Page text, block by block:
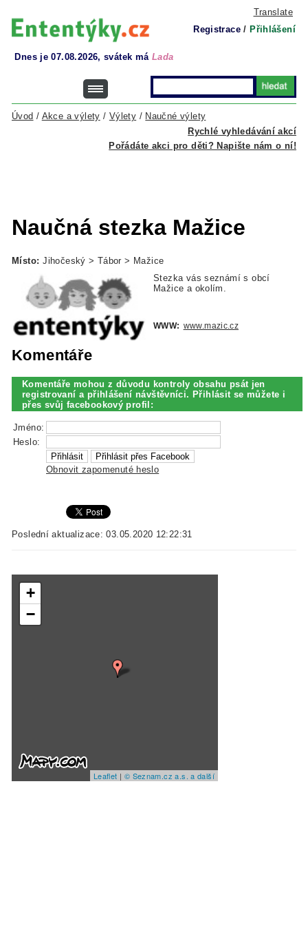
Translate
Registrace / Přihlášení
Dnes je 07.08.2026, svátek má Lada
Rychlé vyhledávání akcí
Úvod / Akce a výlety / Výlety / Naučné výlety
Pořádáte akci pro děti? Napište nám o ní!
Naučná stezka Mažice
Místo: Jihočeský > Tábor > Mažice
Stezka vás seznámí s obcí
Mažice a okolím.
WWW: www.mazic.cz
Komentáře
Komentáře mohou z důvodu kontroly obsahu psát jen
registrovaní a přihlášení návštěvníci. Přihlásit se můžete i
přes svůj facebookový profil:
Jméno:
Heslo:
Obnovit zapomenuté heslo
Poslední aktualizace: 03.05.2020 12:22:31
+
−
Leaflet | © Seznam.cz a.s. a další